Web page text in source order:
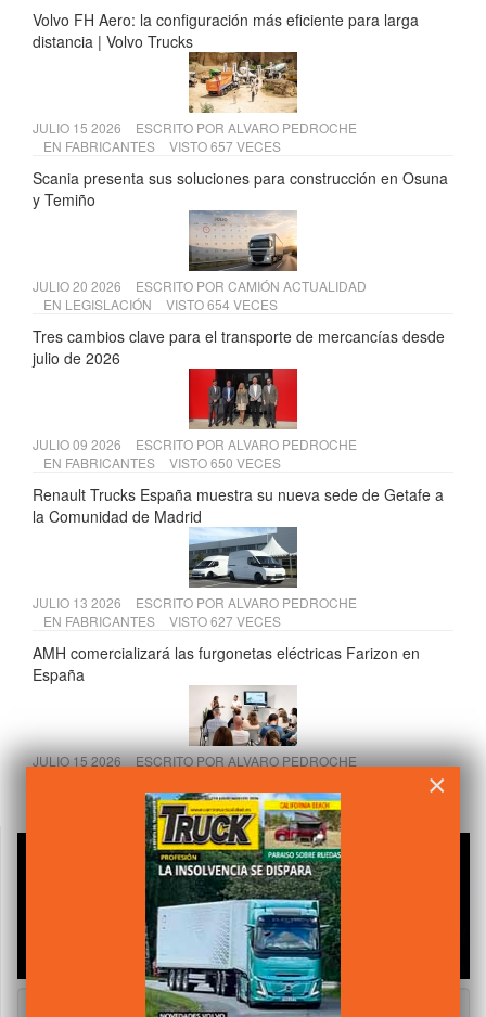
Volvo FH Aero: la configuración más eficiente para larga
distancia | Volvo Trucks
JULIO 15 2026 ESCRITO POR ALVARO PEDROCHE
EN FABRICANTES VISTO 657 VECES
Scania presenta sus soluciones para construcción en Osuna
y Temiño
JULIO 20 2026 ESCRITO POR CAMIÓN ACTUALIDAD
EN LEGISLACIÓN VISTO 654 VECES
Tres cambios clave para el transporte de mercancías desde
julio de 2026
JULIO 09 2026 ESCRITO POR ALVARO PEDROCHE
EN FABRICANTES VISTO 650 VECES
Renault Trucks España muestra su nueva sede de Getafe a
la Comunidad de Madrid
JULIO 13 2026 ESCRITO POR ALVARO PEDROCHE
EN FABRICANTES VISTO 627 VECES
AMH comercializará las furgonetas eléctricas Farizon en
España
JULIO 15 2026 ESCRITO PORALVARO PEDROCHE
Andamur presenta su VI Informe de Sostenibilidad 2025
×